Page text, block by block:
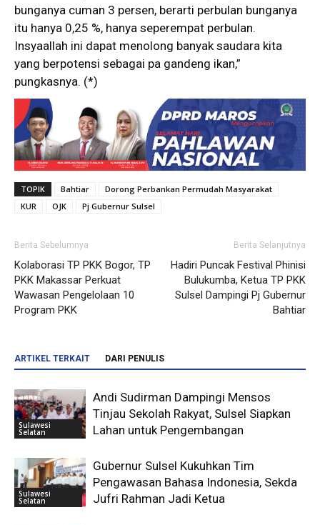
bunganya cuman 3 persen, berarti perbulan bunganya
itu hanya 0,25 %, hanya seperempat perbulan.
Insyaallah ini dapat menolong banyak saudara kita
yang berpotensi sebagai pa gandeng ikan,”
pungkasnya. (*)
TOPIK Bahtiar
Dorong Perbankan Permudah Masyarakat
KUR
OJK Pj Gubernur Sulsel
Berita Sebelumnya
Kolaborasi TP PKK Bogor, TP
PKK Makassar Perkuat
Wawasan Pengelolaan 10
Program PKK
Berita Selanjutnya
Hadiri Puncak Festival Phinisi
Bulukumba, Ketua TP PKK
Sulsel Dampingi Pj Gubernur
Bahtiar
ARTIKEL TERKAIT DARI PENULIS
Sulawesi
Selatan
Andi Sudirman Dampingi Mensos
Tinjau Sekolah Rakyat, Sulsel Siapkan
Lahan untuk Pengembangan
Sulawesi
Selatan
Gubernur Sulsel Kukuhkan Tim
Pengawasan Bahasa Indonesia, Sekda
Jufri Rahman Jadi Ketua